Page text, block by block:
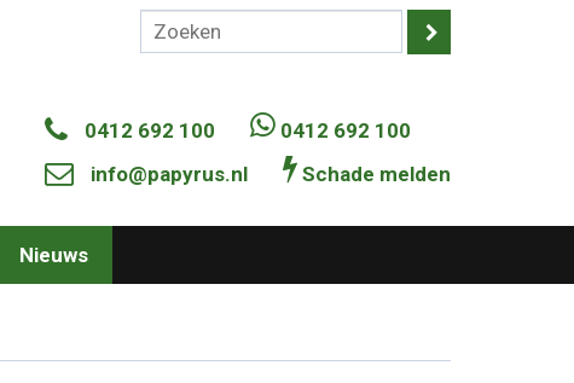
0412 692 100
0412 692 100
info@papyrus.nl
Schade melden
Nieuws